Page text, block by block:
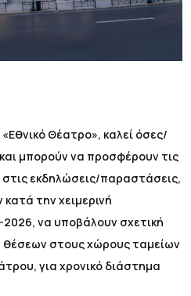
Θέατρο», καλεί όσες/
μπορούν να προσφέρουν τις
εκδηλώσεις/παραστάσεις,
την χειμερινή
2026, να υποβάλουν σχετική
θέσεων στους χώρους ταμείων
για χρονικό διάστημα